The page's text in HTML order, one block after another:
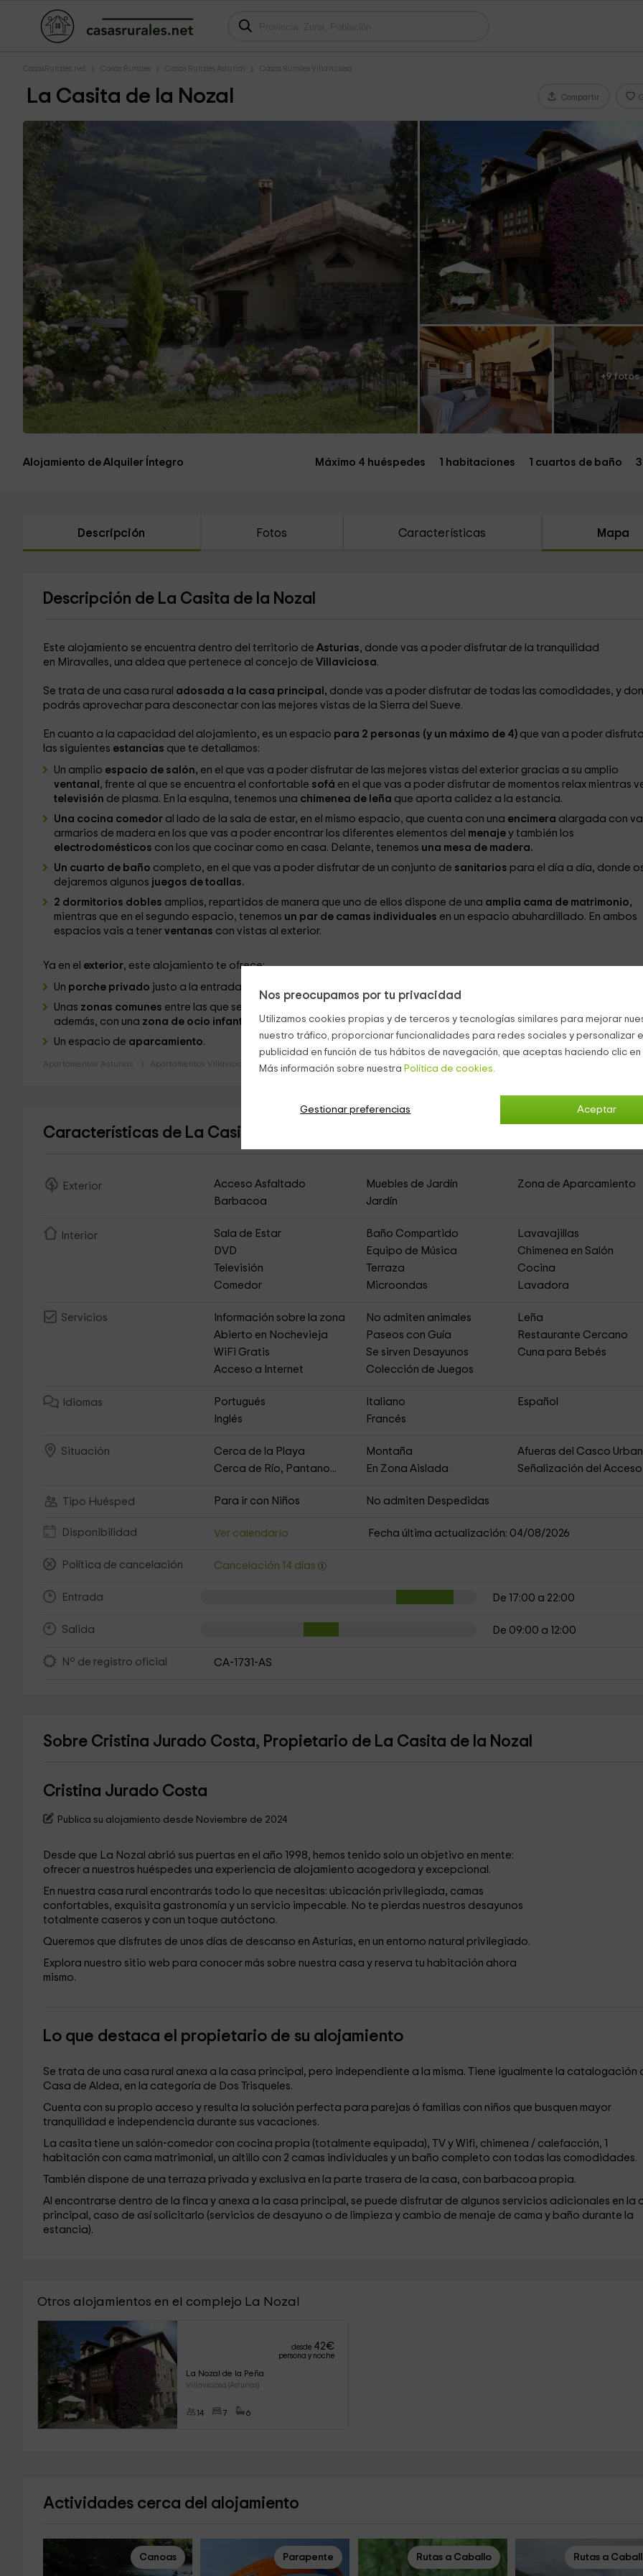
Nos preocupamos por tu privacidad
Utilizamos cookies propias y de terceros y tecnologías similares para mejorar
nuestro tráfico, proporcionar funcionalidades para redes sociales y personalizar
publicidad en función de tus hábitos de navegación, que aceptas haciendo clic
Más información sobre nuestra Política de cookies.
Aceptar
Gestionar preferencias
CasasRurales.net Casas Rurales Casas Rurales Asturias Casas Rurales Villaviciosa
La Casita de la Nozal Compartir
+9 fotos
Alojamiento de Alquiler Íntegro Máximo 4 huéspedes 1 habitaciones 1 cuartos de baño
Descripción Fotos Características Mapa
Descripción de La Casita de la Nozal
Este alojamiento se encuentra dentro del territorio de Asturias, donde vas a poder disfrutar de la tranquilidad
en Miravalles, una aldea que pertenece al concejo de Villaviciosa.
Se trata de una casa rural adosada a la casa principal, donde vas a poder disfrutar de todas las comodidades, y
podrás aprovechar para desconectar con las mejores vistas de la Sierra del Sueve.
En cuanto a la capacidad del alojamiento, es un espacio para 2 personas (y un máximo de 4) que van a poder
las siguientes estancias que te detallamos:
Un amplio espacio de salón, en el que vas a poder disfrutar de las mejores vistas del exterior gracias a su amplio
ventanal , frente al que se encuentra el confortable sofá en el que vas a poder disfrutar de momentos relax mientras
televisión de plasma. En la esquina, tenemos una chimenea de leña que aporta calidez a la estancia.
Una cocina comedoral lado de la sala de estar, en el mismo espacio, que cuenta con una encimera alargada con
armarios de madera en los que vas a poder encontrar los diferentes elementos del menaje y también los
electrodomésticos con los que cocinar como en casa. Delante, tenemos una mesa de madera.
Un cuarto de baño completo, en el que vas a poder disfrutar de un conjunto de sanitarios para el día a día, donde
dejaremos algunos juegos de toallas.
2 dormitorios dobles amplios, repartidos de manera que uno de ellos dispone de una amplia cama de matrimonio,
mientras que en el segundo espacio, tenemos un par de camas individuales en un espacio abuhardillado. En ambos
espacios vais a tener ventanas con vistas al exterior.
Ya en el exterior, este alojamiento te ofrece:
Un porche privado justo a la entrada del alojamiento, con
Unas zonas comunes entre las que se encuentra el amplio
además, con una zona de ocio infantil.
Un espacio de aparcamiento.
Apartamentos Asturias Apartamentos Villaviciosa
Características de La Casita de la Nozal
Exterior Acceso Asfaltado Muebles de Jardín
Zona de Aparcamiento
Barbacoa
Jardín
Interior Sala de Estar Baño Compartido
Lavavajillas
DVD
Equipo de Música
Chimenea en Salón
Televisión
Terraza
Cocina
Comedor
Microondas Lavadora
Servicios Información sobre la zona No admiten animales
Leña
Abierto en Nochevieja
Paseos con Guía
Restaurante Cercano
WiFi Gratis
Se sirven Desayunos
Cuna para Bebés
Acceso a Internet
Colección de Juegos
Idiomas Portugués Italiano
Español
Inglés
Francés
Situación Cerca de la Playa Montaña
Afueras del Casco
Cerca de Río, Pantano...
En Zona Aislada Señalización del Acceso
Tipo Huésped Para ir con Niños No admiten Despedidas
Disponibilidad Ver calendario Fecha última actualización: 04/08/2026
Política de cancelación Cancelación 14 días
Entrada De 17:00 a 22:00
Salida De 09:00 a 12:00
Nº de registro oficial CA-1731-AS
Sobre Cristina Jurado Costa, Propietario de La Casita de la Nozal
Cristina Jurado Costa
Publica su alojamiento desde Noviembre de 2024
Desde que La Nozal abrió sus puertas en el año 1998, hemos tenido solo un objetivo en mente:
ofrecer a nuestros huéspedes una experiencia de alojamiento acogedora y excepcional.
En nuestra casa rural encontrarás todo lo que necesitas: ubicación privilegiada, camas
confortables, exquisita gastronomía y un servicio impecable. No te pierdas nuestros desayunos
totalmente caseros y con un toque autóctono.
Queremos que disfrutes de unos días de descanso en Asturias, en un entorno natural privilegiado.
​Explora nuestro sitio web para conocer más sobre nuestra casa y reserva tu habitación ahora
mismo.
Lo que destaca el propietario de su alojamiento
Se trata de una casa rural anexa a la casa principal, pero independiente a la misma. Tiene igualmente la catalogación
Casa de Aldea, en la categoría de Dos Trisqueles.
Cuenta con su propio acceso y resulta la solución perfecta para parejas ó familias con niños que busquen mayor
tranquilidad e independencia durante sus vacaciones.
La casita tiene un salón-comedor con cocina propia (totalmente equipada), TV y Wifi, chimenea / calefacción, 1
habitación con cama matrimonial, un altillo con 2 camas individuales y un baño completo con todas las comodidades.
También dispone de una terraza privada y exclusiva en la parte trasera de la casa, con barbacoa propia.
Al encontrarse dentro de la finca y anexa a la casa principal, se puede disfrutar de algunos servicios adicionales en la
principal, caso de así solicitarlo (servicios de desayuno o de limpieza y cambio de menaje de cama y baño durante la
estancia).
Otros alojamientos en el complejo La Nozal
desde 42€
persona y noche
La Nozal de la Peña
Villaviciosa (Asturias)
14 7 6
Actividades cerca del alojamiento
Canoas Parapente Rutas a Caballo Rutas a